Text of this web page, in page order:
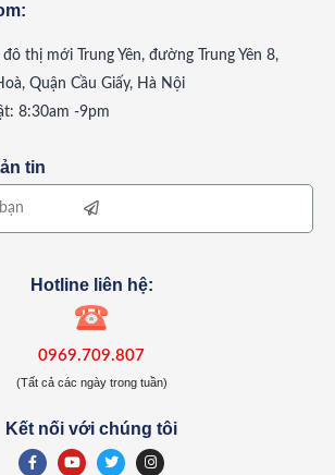
Hotline liên hệ:
0969.709.807
(Tất cả các ngày trong tuần)
Kết nối với chúng tôi
thị mới Trung Yên, đường Trung Yên 8,
Quận Cầu Giấy, Hà Nội
8:30am -9pm
tin